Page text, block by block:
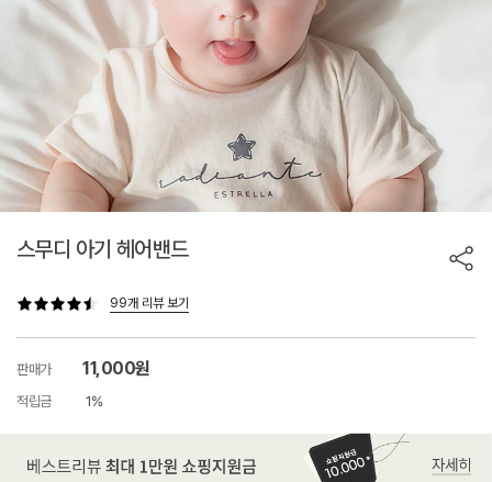
스무디 아기 헤어밴드
99개 리뷰 보기
판매가 11,000원
적립금 1%